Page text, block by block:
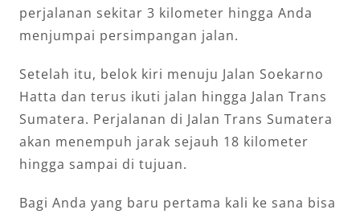
perjalanan sekitar 3 kilometer hingga Anda
menjumpai persimpangan jalan.
Setelah itu, belok kiri menuju Jalan Soekarno
Hatta dan terus ikuti jalan hingga Jalan Trans
Sumatera. Perjalanan di Jalan Trans Sumatera
akan menempuh jarak sejauh 18 kilometer
hingga sampai di tujuan.
Bagi Anda yang baru pertama kali ke sana bisa